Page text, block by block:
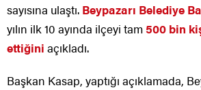
sayısına ulaştı. Beypazarı Belediye
yılın ilk 10 ayında ilçeyi tam 500 bin
ettiğini açıkladı.
Başkan Kasap, yaptığı açıklamada,